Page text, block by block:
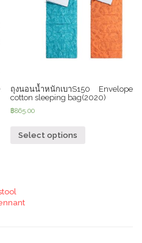
ถุงนอนน้ำหนักเบาS150 Envelope
cotton sleeping bag(2020)
฿865.00
Select options